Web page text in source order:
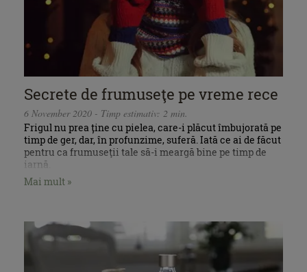
Secrete de frumuseţe pe vreme rece
6 November 2020 - Timp estimativ: 2 min.
Frigul nu prea ține cu pielea, care-i plăcut îmbujorată pe
timp de ger, dar, în profunzime, suferă. Iată ce ai de făcut
pentru ca frumuseţii tale să-i meargă bine pe timp de
iarnă.
Mai mult »